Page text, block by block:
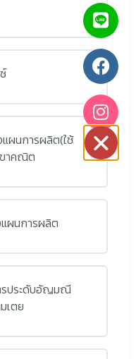
แผนการผลิต(ใช้
าคณิต
แผนการผลิต
รประดับอัญมณี
เตย